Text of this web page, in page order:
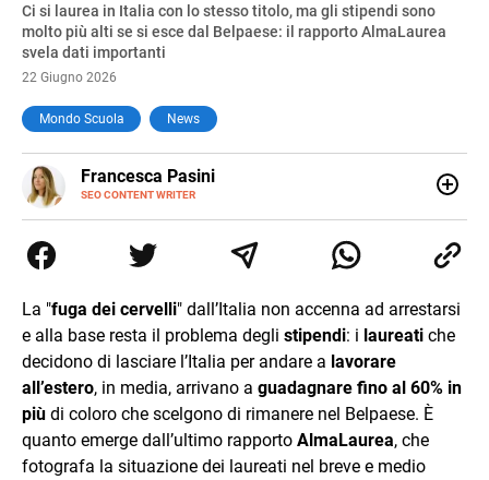
Ci si laurea in Italia con lo stesso titolo, ma gli stipendi sono
molto più alti se si esce dal Belpaese: il rapporto AlmaLaurea
svela dati importanti
22 Giugno 2026
Mondo Scuola News
Francesca Pasini
SEO CONTENT WRITER
E-
MAIL
le diverse sfumature dell'informazione e quelle storie di
vita che parlano di luoghi, viaggi unici, cultura e lifestyle,
La "fuga dei cervelli" dall’Italia non accenna ad arrestarsi
e alla base resta il problema degli stipendi: i laureati che
decidono di lasciare l’Italia per andare a lavorare
all’estero, in media, arrivano a guadagnare fino al 60% in
più di coloro che scelgono di rimanere nel Belpaese. È
quanto emerge dall’ultimo rapporto AlmaLaurea, che
fotografa la situazione dei laureati nel breve e medio